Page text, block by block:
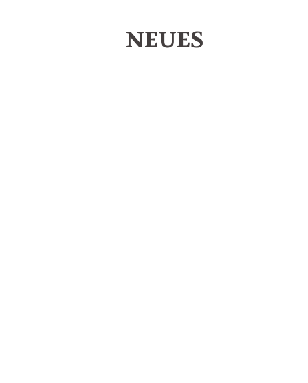
NEUES